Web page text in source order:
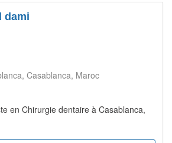
dami
Casablanca Maroc
en Chirurgie dentaire à Casablanca,